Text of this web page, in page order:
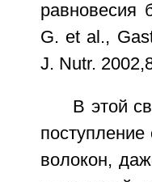
равновесия
G. et al.,
J. Nutr.
В этой
волокон,